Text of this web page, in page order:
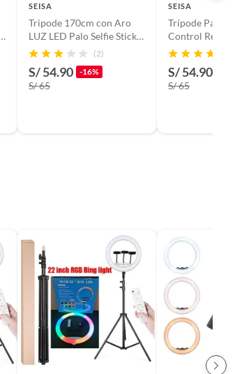
SEISA
Tripode 170cm con Aro
LUZ LED Palo Selfie Stick
Control Remoto Bluetooth
Streaming
(2)
S/ 54.90 -16%
S/ 65
SEISA
Trípode Palo
Control
183cm para
S/ 54.90
S/ 65